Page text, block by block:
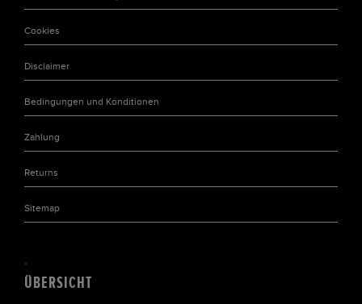
ÜBERSICHT
Cookies
Disclaimer
Bedingungen und Konditionen
Zahlung
Returns
Sitemap